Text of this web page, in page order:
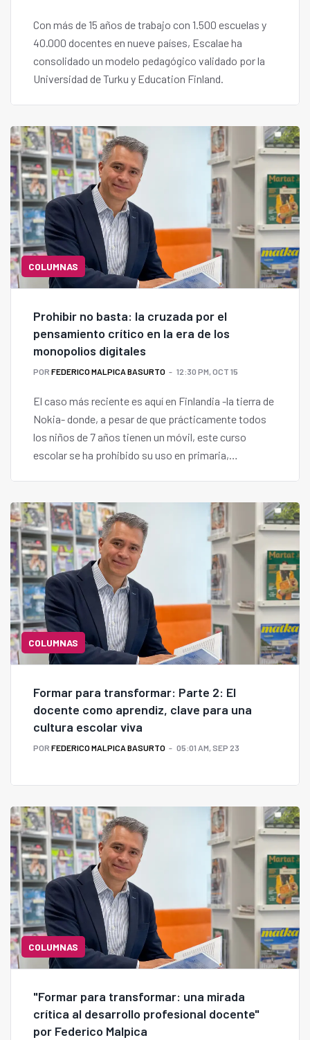
Con más de 15 años de trabajo con 1.500 escuelas y
40.000 docentes en nueve países, Escalae ha
consolidado un modelo pedagógico validado por la
Universidad de Turku y Education Finland.
COLUMNAS
Prohibir no basta: la cruzada por el
pensamiento crítico en la era de los
monopolios digitales
POR FEDERICO MALPICA BASURTO 12:30 PM, OCT 15
El caso más reciente es aquí en Finlandia -la tierra de
Nokia- donde, a pesar de que prácticamente todos
los niños de 7 años tienen un móvil, este curso
escolar se ha prohibido su uso en primaria,
COLUMNAS
Formar para transformar: Parte 2: El
docente como aprendiz, clave para una
cultura escolar viva
POR FEDERICO MALPICA BASURTO 05:01 AM, SEP 23
COLUMNAS
"Formar para transformar: una mirada
crítica al desarrollo profesional docente"
por Federico Malpica